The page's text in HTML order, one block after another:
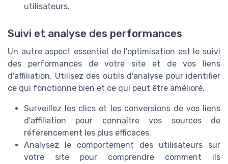
utilisateurs.
Suivi et analyse des performances
Un autre aspect essentiel de l'optimisation est le suivi
des performances de votre site et de vos liens
d'affiliation. Utilisez des outils d'analyse pour identifier
ce qui fonctionne bien et ce qui peut être amélioré.
Surveillez les clics et les conversions de vos liens
d'affiliation pour connaître vos sources de
référencement les plus efficaces.
Analysez le comportement des utilisateurs sur
votre site pour comprendre comment ils